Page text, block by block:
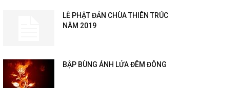
LỄ PHẬT ĐẢN CHÙA THIÊN TRÚC
NĂM 2019
BẬP BÙNG ÁNH LỬA ĐÊM ĐÔNG